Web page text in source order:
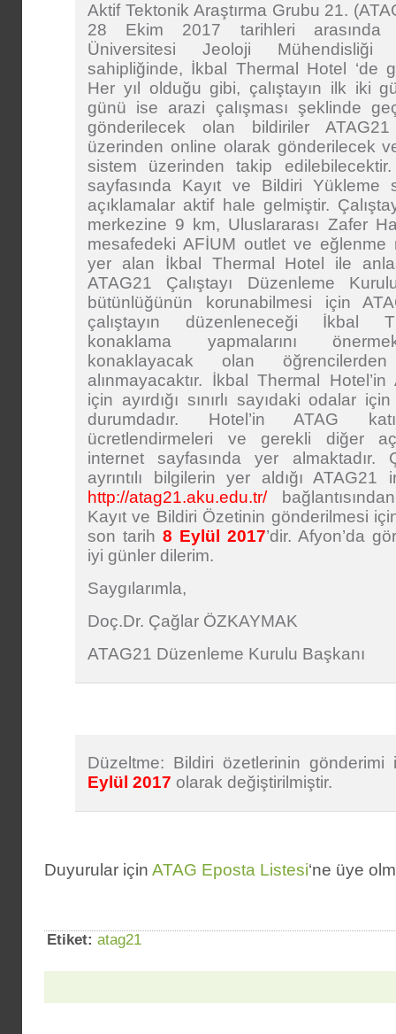
Aktif Tektonik Araştırma Grubu 21.
28 Ekim 2017 tarihleri arasında
Üniversitesi Jeoloji Mühendisliği
sahipliğinde, İkbal Thermal Hotel ‘de
Her yıl olduğu gibi, çalıştayın ilk iki
günü ise arazi çalışması şeklinde
gönderilecek olan bildiriler
üzerinden online olarak gönderilecek
sistem üzerinden takip
sayfasında Kayıt ve Bildiri Yükleme
açıklamalar aktif hale gelmiştir.
merkezine 9 km, Uluslararası Zafer
mesafedeki AFİUM outlet ve eğlenme
yer alan İkbal Thermal Hotel ile
ATAG21 Çalıştayı Düzenleme
bütünlüğünün korunabilmesi için ATAG
çalıştayın düzenleneceği İkbal
konaklama yapmalarını
konaklayacak olan
alınmayacaktır. İkbal Thermal Hotel’in
için ayırdığı sınırlı sayıdaki odalar
durumdadır. Hotel’in ATAG
ücretlendirmeleri ve gerekli diğer
internet sayfasında yer almaktadır.
ayrıntılı bilgilerin yer aldığı ATAG21
http://atag21.aku.edu.tr/
Kayıt ve Bildiri Özetinin gönderilmesi
son tarih 8 Eylül 2017’dir. Afyon’da
iyi günler dilerim.
Saygılarımla,
Doç.Dr. Çağlar ÖZKAYMAK
ATAG21 Düzenleme Kurulu Başkanı
Düzeltme: Bildiri özetlerinin
Eylül 2017 olarak değiştirilmiştir.
Duyurular için ATAG Eposta Listesi‘ne üye
Etiket: atag21